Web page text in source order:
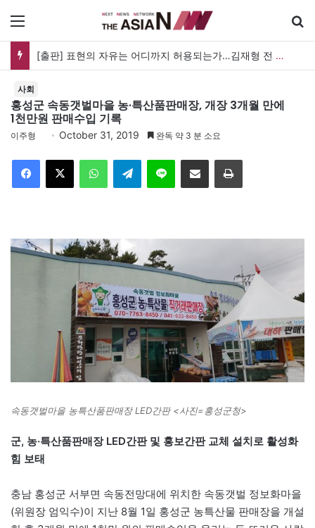
[출판] 표현의 자유는 어디까지 허용되는가…김재형 전 대법관 ‘언론과 인격권’
사회
홍성군 속동갯벌마을 농·특산품판매장, 개장 3개월 만에
1천만원 판매수입 기록
이주형 October 31, 2019 완독 약 3 분 소요
Telegram 이메일
속동갯벌마을 농특산품판매장 LED간판 <사진=홍성군청>
군, 농·특산품판매장 LED간판 및 홍보간판 교체 설치로 활성화
힘 보태
충남 홍성군 서부면 속동전망대에 위치한 속동갯벌 정보화마을
(위원장 엄익수)이 지난 8월 1일 홍성군 농특산물 판매장을 개설